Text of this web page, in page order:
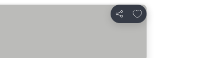
Compartir
Agregar a